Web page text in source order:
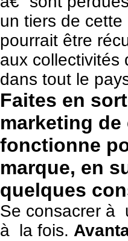
un tiers de
pourrait être
aux collectivités
dans tout le
Faites en
marketing de
fonctionne
marque, en
quelques
Se consacrer à
à la fois.